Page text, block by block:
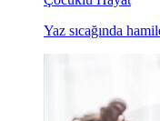
Yaz sıcağında